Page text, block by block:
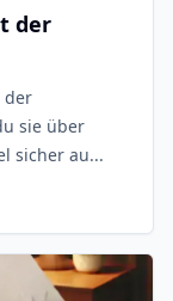
der
der
sie über
sicher au...